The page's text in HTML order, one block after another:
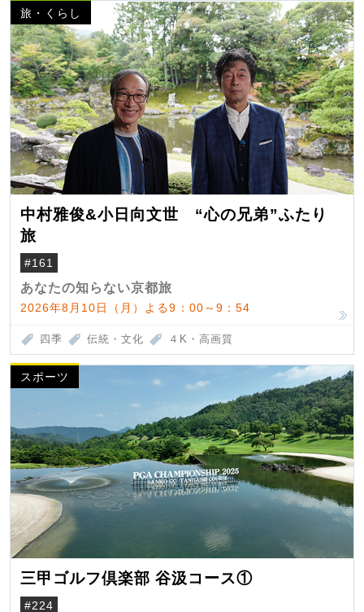
旅・くらし
中村雅俊&小日向文世 “心の兄弟”ふたり
旅
#161
あなたの知らない京都旅
2026年8月10日（月）よる9：00～9：54
四季 伝統・文化 ４K・高画質
スポーツ
三甲ゴルフ倶楽部 谷汲コース①
#224